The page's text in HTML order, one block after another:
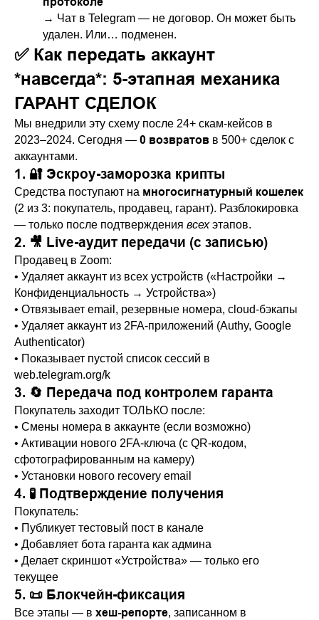
→ Чат в Telegram — не договор. Он может быть
удален. Или… подменен.
✅ Как передать аккаунт
*навсегда*: 5-этапная механика
ГАРАНТ СДЕЛОК
Мы внедрили эту схему после 24+ скам-кейсов в
2023–2024. Сегодня — 0 возвратов в 500+ сделок с
аккаунтами.
1. 🔐 Эскроу-заморозка крипты
Средства поступают на многосигнатурный кошелек
(2 из 3: покупатель, продавец, гарант). Разблокировка
— только после подтверждения всехэтапов.
2. 🎥 Live-аудит передачи (с записью)
Продавец в Zoom:
• Удаляет аккаунт из всех устройств («Настройки →
Конфиденциальность → Устройства»)
• Отвязывает email, резервные номера, cloud-бэкапы
• Удаляет аккаунт из 2FA-приложений (Authy, Google
Authenticator)
• Показывает пустой список сессий в
web.telegram.org/k
3. 🔄 Передача под контролем гаранта
Покупатель заходит ТОЛЬКО после:
• Смены номера в аккаунте (если возможно)
• Активации нового 2FA-ключа (с QR-кодом,
сфотографированным на камеру)
• Установки нового recovery email
4. 🧪 Подтверждение получения
Покупатель:
• Публикует тестовый пост в канале
• Добавляет бота гаранта как админа
• Делает скриншот «Устройства» — только его
текущее
5. 📜 Блокчейн-фиксация
Все этапы — в хеш-репорте, записанном в